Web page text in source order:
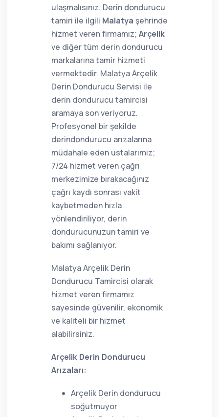
ulaşmalısınız. Derin dondurucu
tamiri ile ilgili Malatya şehrinde
hizmet veren firmamız; Arçelik
ve diğer tüm derin dondurucu
markalarına tamir hizmeti
vermektedir. Malatya Arçelik
Derin Dondurucu Servisi ile
derin dondurucu tamircisi
aramaya son veriyoruz.
Profesyonel bir şekilde
derindondurucu arızalarına
müdahale eden ustalarımız;
7/24 hizmet veren çağrı
merkezimize bırakacağınız
çağrı kaydı sonrası vakit
kaybetmeden hızla
yönlendiriliyor, derin
dondurucunuzun tamiri ve
bakımı sağlanıyor.
Malatya Arçelik Derin
Dondurucu Tamircisi olarak
hizmet veren firmamız
sayesinde güvenilir, ekonomik
ve kaliteli bir hizmet
alabilirsiniz.
Arçelik Derin Dondurucu
Arızaları:
Arçelik Derin dondurucu
soğutmuyor